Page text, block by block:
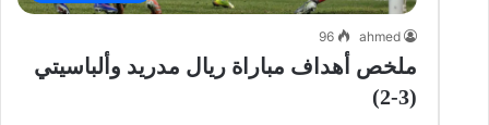
ahmed
96
ملخص أهداف مباراة ريال مدريد وألباسيتي
(3-2)